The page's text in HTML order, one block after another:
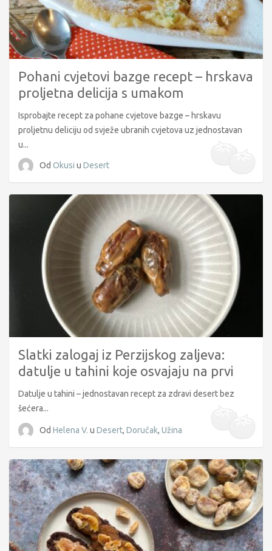
Pohani cvjetovi bazge recept – hrskava
proljetna delicija s umakom
Isprobajte recept za pohane cvjetove bazge – hrskavu
proljetnu deliciju od svježe ubranih cvjetova uz jednostavan
u...
Od Okusi u Desert
Slatki zalogaj iz Perzijskog zaljeva:
datulje u tahini koje osvajaju na prvi
griz
Datulje u tahini – jednostavan recept za zdravi desert bez
šećera...
Od Helena V. u Desert, Doručak, Užina